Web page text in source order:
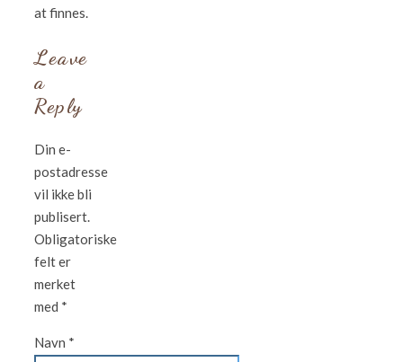
at finnes.
Leave
a
Reply
Din e-
postadresse
vil ikke bli
publisert.
Obligatoriske
felt er
merket
med *
Navn *